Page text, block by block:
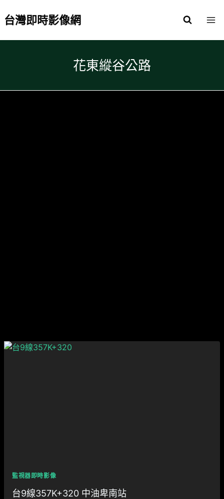
to台灣即時影像網
花東縱谷公路
監視器即時影像
台9線357K+320 中油卑南站